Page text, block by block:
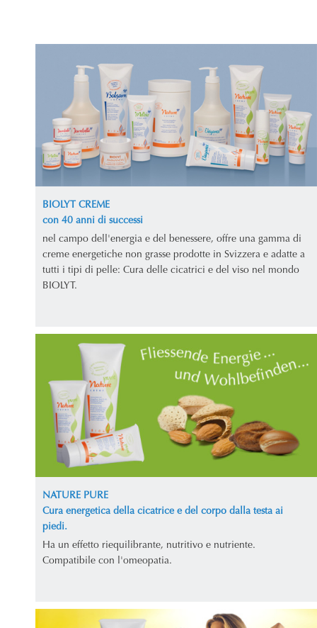
BIOLYT CREME
con 40 anni di successi
nel campo dell'energia e del benessere, offre una gamma di
creme energetiche non grasse prodotte in Svizzera e adatte a
tutti i tipi di pelle: Cura delle cicatrici e del viso nel mondo
BIOLYT.
NATURE PURE
Cura energetica della cicatrice e del corpo dalla testa ai
piedi.
Ha un effetto riequilibrante, nutritivo e nutriente.
Compatibile con l'omeopatia.